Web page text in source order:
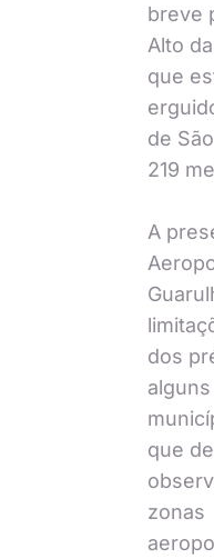
breve
Alto
que
de
219
A
dos
que
zonas